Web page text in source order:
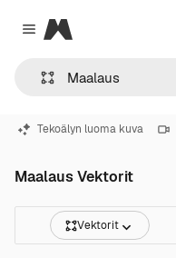
Close menu
Magnific
Tekoälyn luoma kuva
Maalaus Vektorit
Vektorit